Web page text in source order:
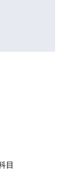
境・社会
目